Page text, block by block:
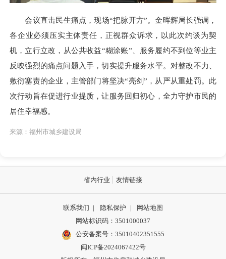
会议直击民生痛点，现场“把脉开方”。金晖辉局长强调，
各企业必须压实主体责任，正视群众诉求，以此次约谈为契
机，立行立改，从公共收益“糊涂账”、服务履约不到位等业主
反映强烈的痛点问题入手，切实提升服务水平。对整改不力、
敷衍塞责的企业，主管部门将坚决“亮剑”，从严从重处罚。此
次行动旨在促进行业提质，让服务回归初心，全力守护市民的
居住幸福感。
来源：福州市城乡建设局
省内行业 友情链接
联系我们 | 隐私保护 |
网站地图
网站标识码：3501000037
公安备案号：35010402351555
闽ICP备2024067422号